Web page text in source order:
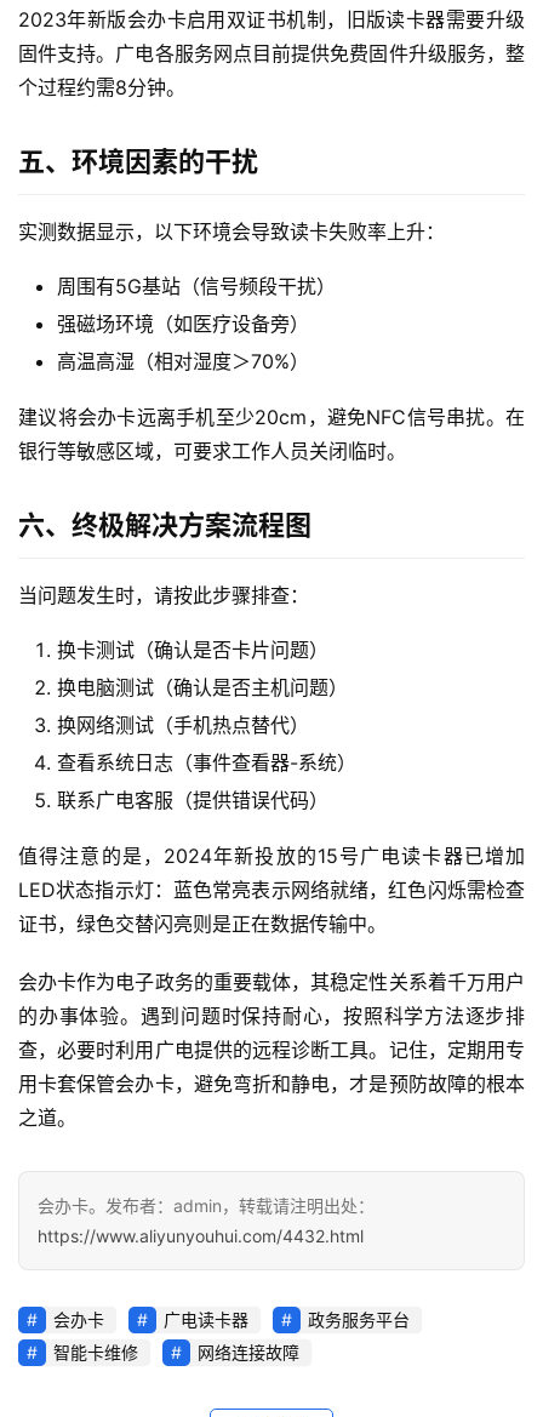
卡
宽
身
快
讯
多
面
2023年新版会办卡启用双证书机制，旧版读卡器需要升级
固件支持。广电各服务网点目前提供免费固件升级服务，整
个过程约需8分钟。
五、环境因素的干扰
实测数据显示，以下环境会导致读卡失败率上升：
周围有5G基站（信号频段干扰）
强磁场环境（如医疗设备旁）
高温高湿（相对湿度＞70%）
建议将会办卡远离手机至少20cm，避免NFC信号串扰。在
银行等敏感区域，可要求工作人员关闭临时。
六、终极解决方案流程图
当问题发生时，请按此步骤排查：
换卡测试（确认是否卡片问题）
换电脑测试（确认是否主机问题）
换网络测试（手机热点替代）
查看系统日志（事件查看器-系统）
联系广电客服（提供错误代码）
值得注意的是，2024年新投放的15号广电读卡器已增加
LED状态指示灯：蓝色常亮表示网络就绪，红色闪烁需检查
证书，绿色交替闪亮则是正在数据传输中。
会办卡作为电子政务的重要载体，其稳定性关系着千万用户
的办事体验。遇到问题时保持耐心，按照科学方法逐步排
查，必要时利用广电提供的远程诊断工具。记住，定期用专
用卡套保管会办卡，避免弯折和静电，才是预防故障的根本
之道。
会办卡。发布者：admin，转载请注明出处：
https://www.aliyunyouhui.com/4432.html
会办卡 广电读卡器
政务服务平台
智能卡维修
网络连接故障